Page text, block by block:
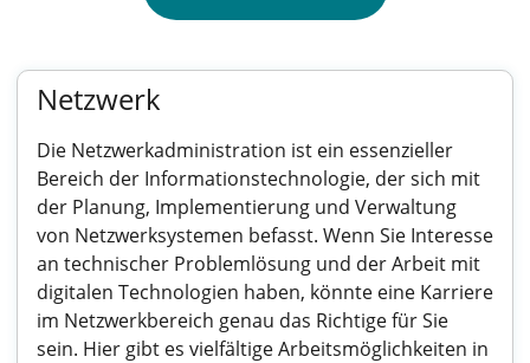
Netzwerk
Die Netzwerkadministration ist ein essenzieller
Bereich der Informationstechnologie, der sich mit
der Planung, Implementierung und Verwaltung
von Netzwerksystemen befasst. Wenn Sie Interesse
an technischer Problemlösung und der Arbeit mit
digitalen Technologien haben, könnte eine Karriere
im Netzwerkbereich genau das Richtige für Sie
sein. Hier gibt es vielfältige Arbeitsmöglichkeiten in